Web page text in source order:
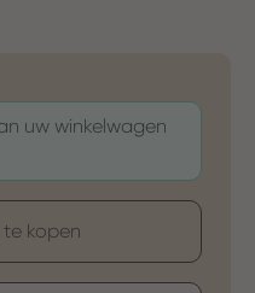
uw winkelwagen
kopen